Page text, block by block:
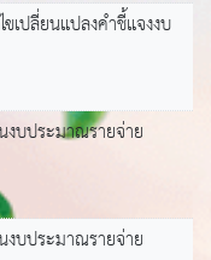
เปลี่ยนแปลงคำชี้แจงงบ
งบประมาณรายจ่าย
งบประมาณรายจ่าย